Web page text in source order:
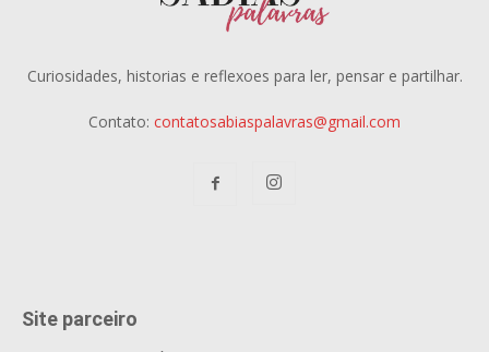
Curiosidades, historias e reflexoes para ler, pensar e partilhar.
Contato: contatosabiaspalavras@gmail.com
Site parceiro